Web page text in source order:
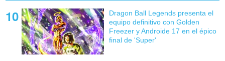
Dragon Ball Legends presenta el
equipo definitivo con Golden
Freezer y Androide 17 en el épico
final de 'Super'